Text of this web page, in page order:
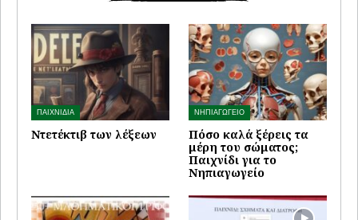
ΠΑΙΧΝΙΔΙΑ
Ντετέκτιβ των λέξεων
ΝΗΠΙΑΓΩΓΕΙΟ
Πόσο καλά ξέρεις τα
μέρη του σώματος;
Παιχνίδι για το
Νηπιαγωγείο